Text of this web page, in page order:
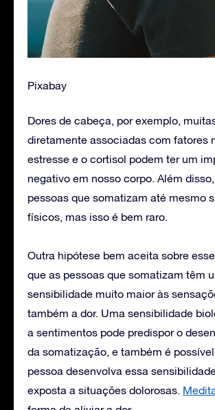
Pixabay
Dores de cabeça, por exemplo,
diretamente associadas com fatores
estresse e o cortisol podem ter um
negativo em nosso corpo. Além
pessoas que somatizam até mesmo
físicos, mas isso é bem raro.
Outra hipótese bem aceita sobre
que as pessoas que somatizam têm
sensibilidade muito maior às
também a dor. Uma sensibilidade
a sentimentos pode predispor o
da somatização, e também é
pessoa desenvolva essa
exposta a situações dolorosas.